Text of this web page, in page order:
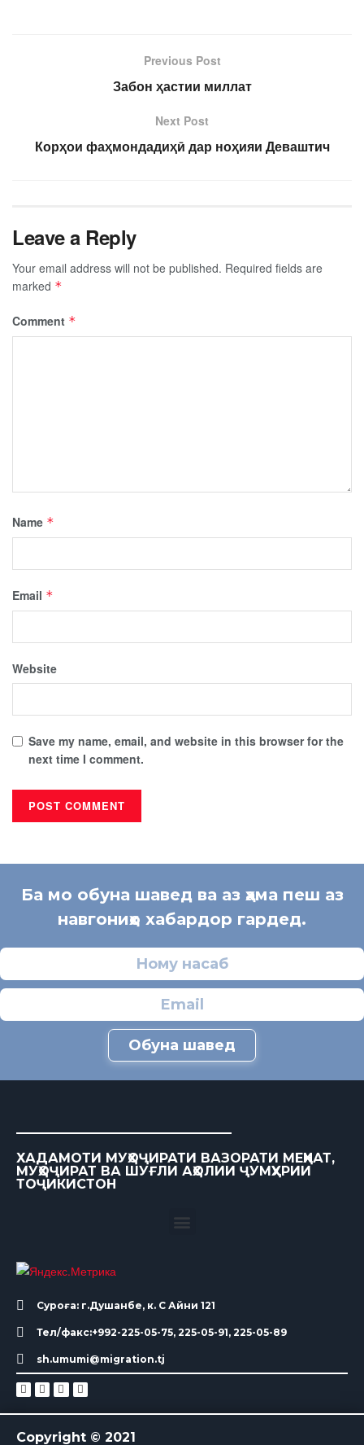
Previous Post
Забон ҳастии миллат
Next Post
Корҳои фаҳмондадиҳӣ дар ноҳияи Деваштич
Leave a Reply
Your email address will not be published. Required fields are
marked *
Comment *
Name *
Email *
Website
Save my name, email, and website in this browser for the
next time I comment.
Ба мо обуна шавед ва аз ҳама пеш аз
навгониҳо хабардор гардед.
Обуна шавед
ХАДАМОТИ МУҲОҶИРАТИ ВАЗОРАТИ МЕҲНАТ,
МУҲОҶИРАТ ВА ШУҒЛИ АҲОЛИИ ҶУМҲУРИИ
ТОҶИКИСТОН
Суроға: г.Душанбе, к. С Айни 121
Тел/факс:+992-225-05-75, 225-05-91, 225-05-89
sh.umumi@migration.tj
Copyright © 2021